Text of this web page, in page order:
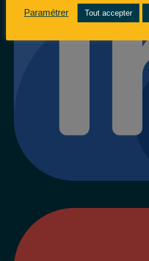
Paramétrer Tout accepter